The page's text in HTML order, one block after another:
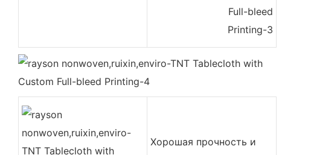
Хорошая прочность и